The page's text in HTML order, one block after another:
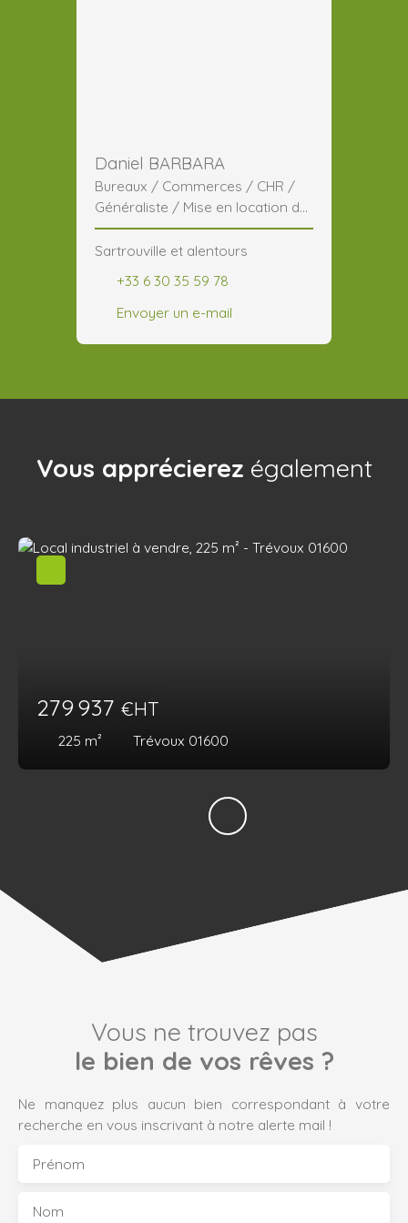
Daniel BARBARA
Bureaux / Commerces / CHR /
Généraliste / Mise en location de
locaux commerciaux
Sartrouville et alentours
+33 6 30 35 59 78
Envoyer un e-mail
Vous apprécierez également
279 937 €HT
225 m² Trévoux 01600
Vous ne trouvez pas
le bien de vos rêves ?
Ne manquez plus aucun bien correspondant à votre
recherche en vous inscrivant à notre alerte mail !
Prénom
Nom